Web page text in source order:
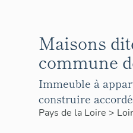
Maisons
commune
Immeuble à
construire
Pays de la Loire >